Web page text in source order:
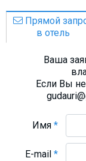
Прямой
в отель
Ваша
Если Вы
Имя*
E-mail*